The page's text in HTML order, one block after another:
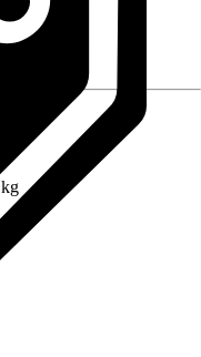
kg